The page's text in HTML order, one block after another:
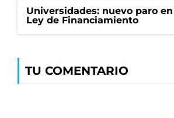
Universidades: nuevo paro
Ley de Financiamiento
TU COMENTARIO